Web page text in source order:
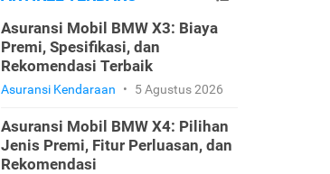
Asuransi Mobil BMW X3: Biaya
Premi, Spesifikasi, dan
Rekomendasi Terbaik
Asuransi Kendaraan • 5 Agustus 2026
Asuransi Mobil BMW X4: Pilihan
Jenis Premi, Fitur Perluasan, dan
Rekomendasi